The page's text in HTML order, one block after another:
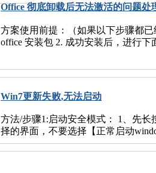
Defender 打开控制面板-所有控制面
久防护。目前微软已发布补丁MS17-
装此补丁。请参考：https://
wannacrypt-attacks/ 3. 使用windows
最新版本。 4. 关闭Windows端口 对
360“NSA武器库免疫工具”检测系
勒索软件等病毒的侵害。相关用户
Windows445端口请参考下面的文章
Microsoft网络的文件和打印机共享
和 137 还有 138端口。 关闭139端口
闭 139 的方法是在“网络和拨号连接”
TCP/IP 设置”“WINS设置”里面有一
Office 彻底卸载后无法激活的问题处
方案使用前提：（如果以下步骤都
office 安装包 2. 成功安装后，进行
Windows 8/8.1: https://
https://jingyan.baidu.com/article/
Office 激活状态： 64位系统office输
统Office输入命令： cd C:\Program
命令: cscript ospp.vbs /dstatus 如下
/unpkey:xxxxx，如上图所示请将
载完产品Key完成以后，执行：
户端再次激活。
Win7更新失败,无法启动
方法/步骤1:启动安全模式： 1、先
择的界面，不要选择【正常启动
正常启动系统之类的选项，那么也
驱动程序和服务，这个过程不需要